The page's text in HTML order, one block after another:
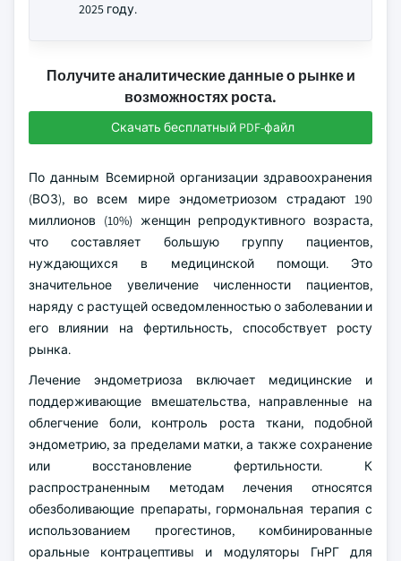
2025 году.
Получите аналитические данные о рынке и
возможностях роста.
Скачать бесплатный PDF-файл
По данным Всемирной организации здравоохранения
(ВОЗ), во всем мире эндометриозом страдают 190
миллионов (10%) женщин репродуктивного возраста,
что составляет большую группу пациентов,
нуждающихся в медицинской помощи. Это
значительное увеличение численности пациентов,
наряду с растущей осведомленностью о заболевании и
его влиянии на фертильность, способствует росту
рынка.
Лечение эндометриоза включает медицинские и
поддерживающие вмешательства, направленные на
облегчение боли, контроль роста ткани, подобной
эндометрию, за пределами матки, а также сохранение
или восстановление фертильности. К
распространенным методам лечения относятся
обезболивающие препараты, гормональная терапия с
использованием прогестинов, комбинированные
оральные контрацептивы и модуляторы ГнРГ для